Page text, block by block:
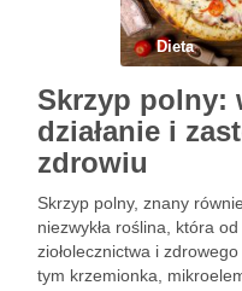
Dieta
Skrzyp polny:
działanie i
zdrowiu
Skrzyp polny, znany
niezwykła roślina, która
ziołolecznictwa i
tym krzemionka,